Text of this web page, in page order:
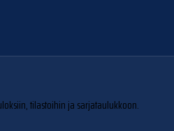
tilastoihin ja sarjataulukkoon.